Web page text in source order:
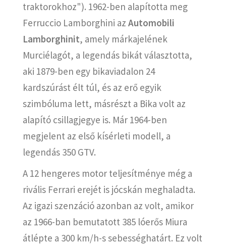
traktorokhoz"). 1962-ben alapította meg
Ferruccio Lamborghini az Automobili
Lamborghinit, amely márkajelének
Murciélagót, a legendás bikát választotta,
aki 1879-ben egy bikaviadalon 24
kardszúrást élt túl, és az erő egyik
szimbóluma lett, másrészt a Bika volt az
alapító csillagjegye is. Már 1964-ben
megjelent az első kísérleti modell, a
legendás 350 GTV.
A 12 hengeres motor teljesítménye még a
rivális Ferrari erejét is jócskán meghaladta.
Az igazi szenzáció azonban az volt, amikor
az 1966-ban bemutatott 385 lóerős Miura
átlépte a 300 km/h-s sebességhatárt. Ez volt